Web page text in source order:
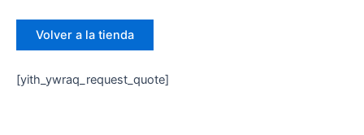
Volver a la tienda
[yith_ywraq_request_quote]